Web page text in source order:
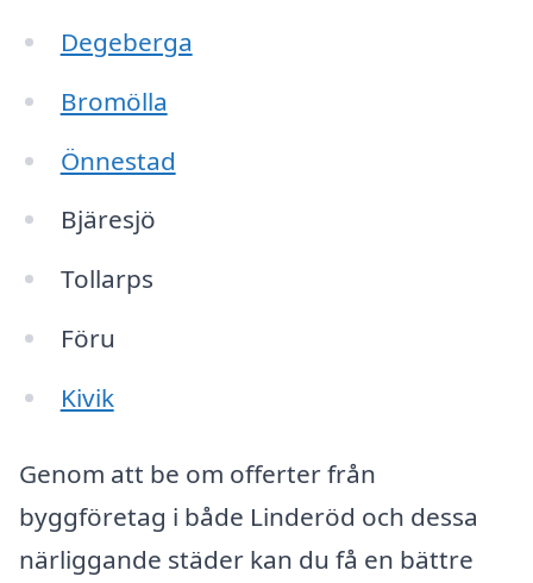
Degeberga
Bromölla
Önnestad
Bjäresjö
Tollarps
Föru
Kivik
Genom att be om offerter från
byggföretag i både Linderöd och dessa
närliggande städer kan du få en bättre